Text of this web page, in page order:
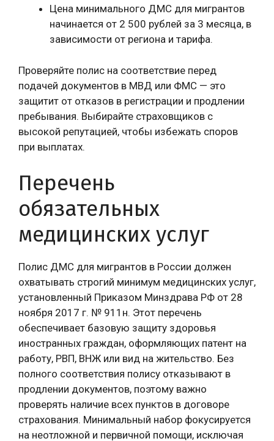
Цена минимального ДМС для мигрантов
начинается от 2 500 рублей за 3 месяца, в
зависимости от региона и тарифа.
Проверяйте полис на соответствие перед
подачей документов в МВД или ФМС — это
защитит от отказов в регистрации и продлении
пребывания. Выбирайте страховщиков с
высокой репутацией, чтобы избежать споров
при выплатах.
Перечень
обязательных
медицинских услуг
Полис ДМС для мигрантов в России должен
охватывать строгий минимум медицинских услуг,
установленный Приказом Минздрава РФ от 28
ноября 2017 г. № 911н. Этот перечень
обеспечивает базовую защиту здоровья
иностранных граждан, оформляющих патент на
работу, РВП, ВНЖ или вид на жительство. Без
полного соответствия полису отказывают в
продлении документов, поэтому важно
проверять наличие всех пунктов в договоре
страхования. Минимальный набор фокусируется
на неотложной и первичной помощи, исключая